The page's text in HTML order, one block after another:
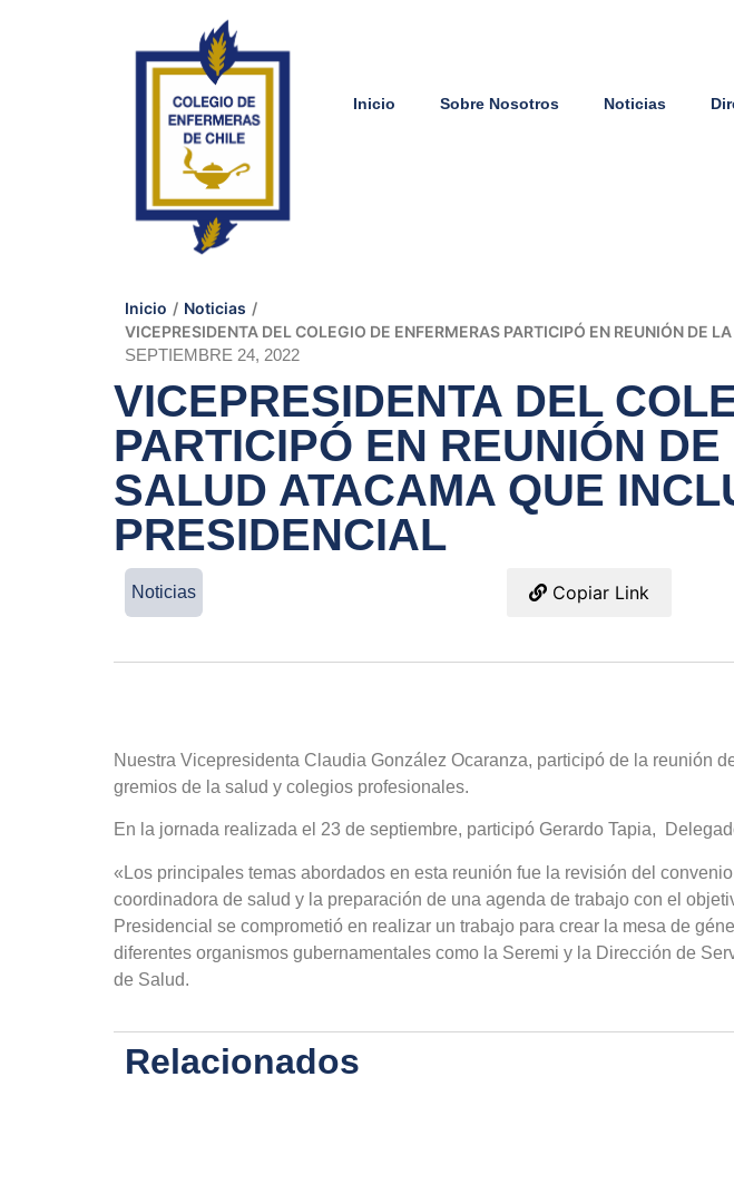
Inicio Sobre Nosotros Noticias
Inicio / Noticias /
VICEPRESIDENTA DEL COLEGIO DE ENFERMERAS PARTICIPÓ EN REUNIÓN DE
SEPTIEMBRE 24, 2022
VICEPRESIDENTA DEL
PARTICIPÓ EN REUNIÓN
SALUD ATACAMA QUE
PRESIDENCIAL
Noticias Copiar Link
Nuestra Vicepresidenta Claudia González Ocaranza, participó de la reunión
gremios de la salud y colegios profesionales.
En la jornada realizada el 23 de septiembre, participó Gerardo Tapia,
«Los principales temas abordados en esta reunión fue la revisión del
coordinadora de salud y la preparación de una agenda de trabajo con el
Presidencial se comprometió en realizar un trabajo para crear la mesa de
diferentes organismos gubernamentales como la Seremi y la Dirección de
de Salud.
Relacionados